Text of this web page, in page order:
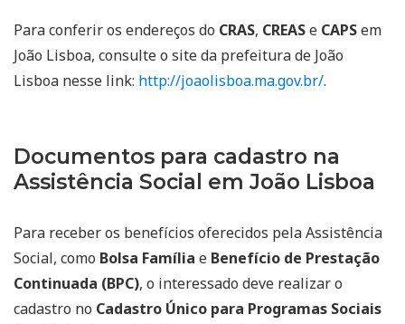
Para conferir os endereços do CRAS, CREASe CAPSem
João Lisboa, consulte o site da prefeitura de João
Lisboa nesse link: http://joaolisboa.ma.gov.br/.
Documentos para cadastro na
Assistência Social em João Lisboa
Para receber os benefícios oferecidos pela Assistência
Social, como Bolsa Família e Benefício de Prestação
Continuada (BPC), o interessado deve realizar o
cadastro no Cadastro Único para Programas Sociais